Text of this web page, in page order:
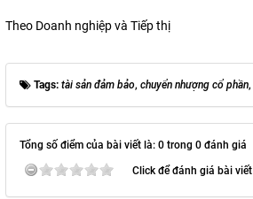
Theo Doanh nghiệp và Tiếp thị
Tags: tài sản đảm bảo, chuyển nhượng cổ phần,
Tổng số điểm của bài viết là: 0 trong 0 đánh giá
Click để đánh giá bài viết